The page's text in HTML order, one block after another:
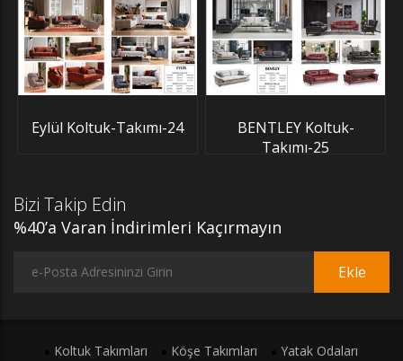
Eylül Koltuk-Takımı-24
BENTLEY Koltuk-
Takımı-25
Bizi Takip Edin
%40’a Varan İndirimleri Kaçırmayın
Ekle
Koltuk Takımları Köşe Takımları
Yatak Odaları